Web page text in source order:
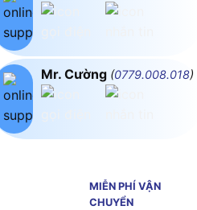
Mr. Cường (0779.008.018)
MIỄN PHÍ VẬN
CHUYỂN